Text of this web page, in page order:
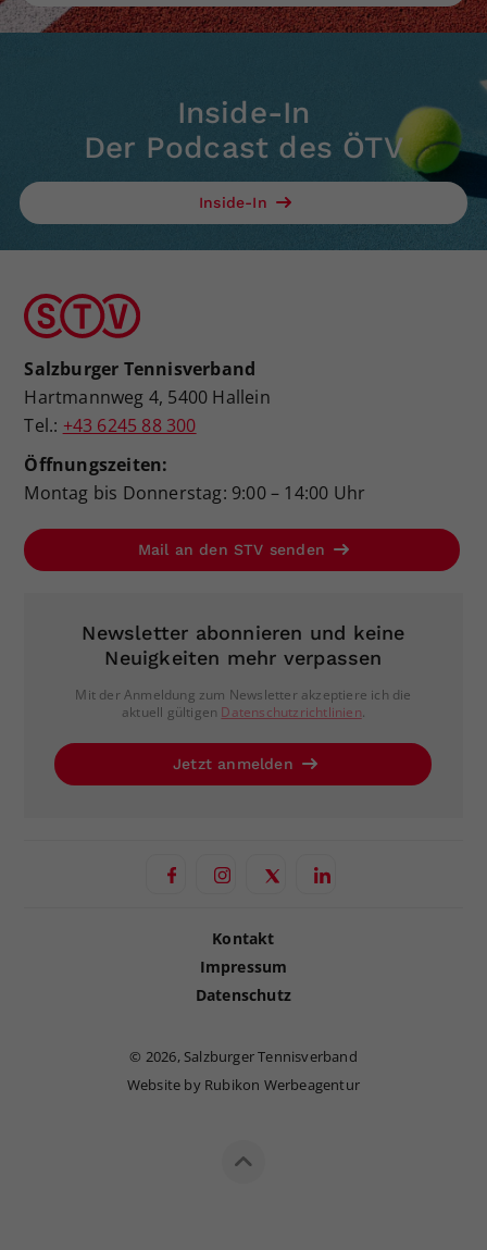
Inside-In
Der Podcast des ÖTV
Inside-In
Salzburger Tennisverband
Hartmannweg 4, 5400 Hallein
Tel.: +43 6245 88 300
Öffnungszeiten:
Montag bis Donnerstag: 9:00 – 14:00 Uhr
Mail an den STV senden
Newsletter abonnieren und keine
Neuigkeiten mehr verpassen
Mit der Anmeldung zum Newsletter akzeptiere ich die
aktuell gültigen Datenschutzrichtlinien.
Jetzt anmelden
Kontakt
Impressum
Datenschutz
© 2026, Salzburger Tennisverband
Website by Rubikon Werbeagentur